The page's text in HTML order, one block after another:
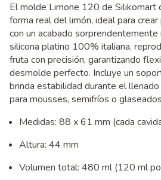
El molde Limone 120 de Silikomart
forma real del limón, ideal para
con un acabado sorprendentemente
silicona platino 100% italiana,
fruta con precisión, garantizando
desmolde perfecto. Incluye un
brinda estabilidad durante el
para mousses, semifríos o
Medidas: 88 x 61 mm (cada
Altura: 44 mm
Volumen total: 480 ml (120 ml